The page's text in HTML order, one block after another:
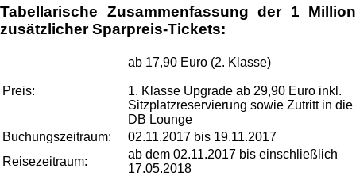
Tabellarische Zusammenfassung der 1 Million
zusätzlicher Sparpreis-Tickets:
Preis:
ab 17,90 Euro (2. Klasse)
1. Klasse Upgrade ab 29,90 Euro inkl.
Sitzplatzreservierung sowie Zutritt in die
DB Lounge
Buchungszeitraum:
02.11.2017 bis 19.11.2017
Reisezeitraum:
ab dem 02.11.2017 bis einschließlich
17.05.2018